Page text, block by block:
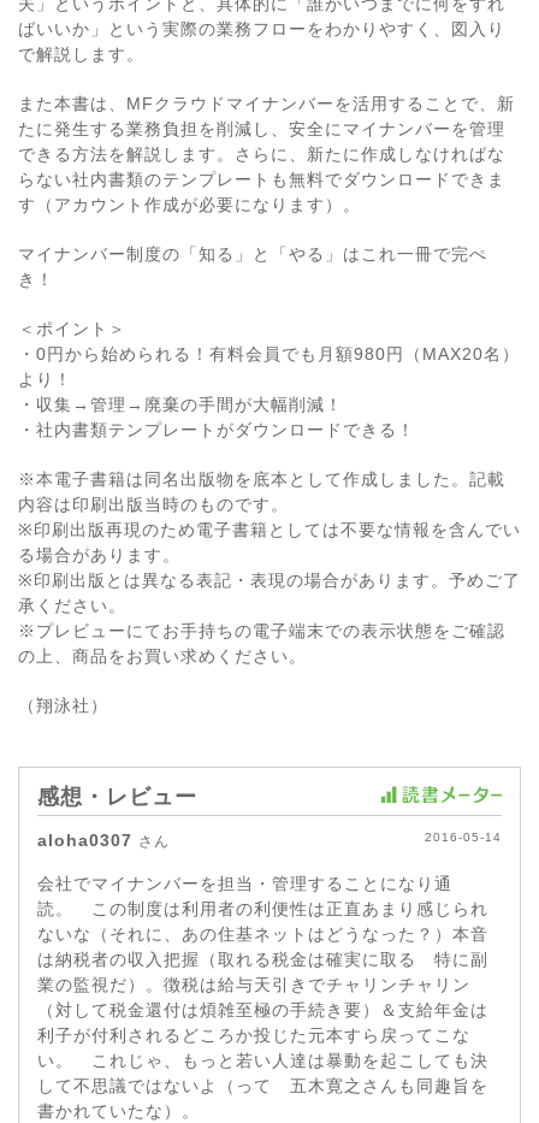
夫」というポイントと、具体的に「誰がいつまでに何をすれ
ばいいか」という実際の業務フローをわかりやすく、図入り
で解説します。
また本書は、MFクラウドマイナンバーを活用することで、新
たに発生する業務負担を削減し、安全にマイナンバーを管理
できる方法を解説します。さらに、新たに作成しなければな
らない社内書類のテンプレートも無料でダウンロードできま
す（アカウント作成が必要になります）。
マイナンバー制度の「知る」と「やる」はこれ一冊で完ぺ
き！
＜ポイント＞
・0円から始められる！有料会員でも月額980円（MAX20名）
より！
・収集→管理→廃棄の手間が大幅削減！
・社内書類テンプレートがダウンロードできる！
※本電子書籍は同名出版物を底本として作成しました。記載
内容は印刷出版当時のものです。
※印刷出版再現のため電子書籍としては不要な情報を含んでい
る場合があります。
※印刷出版とは異なる表記・表現の場合があります。予めご了
承ください。
※プレビューにてお手持ちの電子端末での表示状態をご確認
の上、商品をお買い求めください。
（翔泳社）
感想・レビュー
aloha0307 さん 2016-05-14
会社でマイナンバーを担当・管理することになり通
読。 この制度は利用者の利便性は正直あまり感じられ
ないな（それに、あの住基ネットはどうなった？）本音
は納税者の収入把握（取れる税金は確実に取る 特に副
業の監視だ）。徴税は給与天引きでチャリンチャリン
（対して税金還付は煩雑至極の手続き要）＆支給年金は
利子が付利されるどころか投じた元本すら戻ってこな
い。 これじゃ、もっと若い人達は暴動を起こしても決
して不思議ではないよ（って 五木寛之さんも同趣旨を
書かれていたな）。